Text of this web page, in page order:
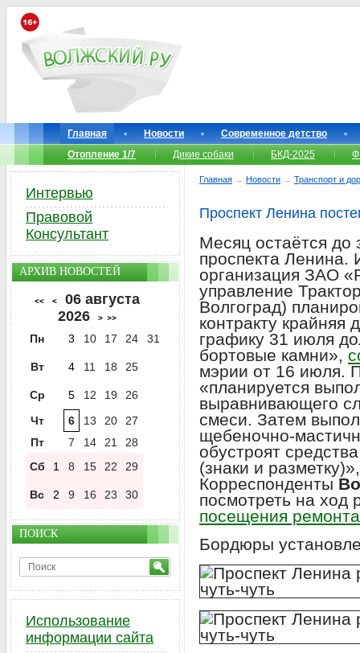
Главная Новости
Современное детство
Отопление 1/7
Дикие собаки БКД-2025
Главная → Новости → Транспорт и
Проспект Ленина
Месяц остаётся до
проспекта Ленина.
организация ЗАО
управление
Волгоград)
контракту крайняя
графику 31 июля
бортовые камни»,
мэрии от 16 июля.
«планируется
выравнивающего
смеси. Затем
щебеночно-
обустроят
(знаки и
Корреспонденты
посмотреть на ход
посещения
Бордюры
Интервью
Правовой
Консультант
АРХИВ НОВОСТЕЙ
<< <
06 августа
2026
> >>
Пн 3 10 17 24 31
Вт 4 11 18 25
Ср 5 12 19
26
Чт
6 13 20
27
Пт
7 14 21
28
Сб
1 8 15 22 29
Вс 2 9 16 23 30
ПОИСК
Использование
информации сайта